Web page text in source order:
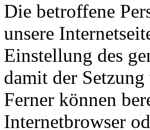
Die betroffene
unsere
Einstellung des
damit der
Ferner können
Internetbrowser